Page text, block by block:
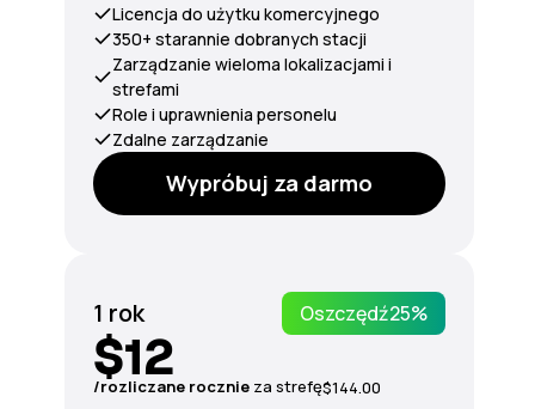
Licencja do użytku komercyjnego
350+ starannie dobranych stacji
Zarządzanie wieloma lokalizacjami i
strefami
Role i uprawnienia personelu
Zdalne zarządzanie
Wypróbuj za darmo
1 rok Oszczędź25%
$12
/rozliczane rocznie za strefę$144.00